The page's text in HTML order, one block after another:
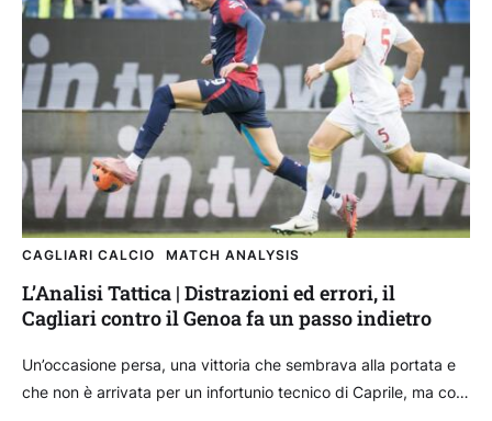
CAGLIARI CALCIO MATCH ANALYSIS
L’Analisi Tattica | Distrazioni ed errori, il
Cagliari contro il Genoa fa un passo indietro
Un’occasione persa, una vittoria che sembrava alla portata e
che non è arrivata per un infortunio tecnico di Caprile, ma con